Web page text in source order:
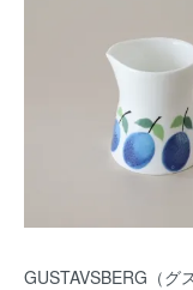
GUSTAVSBERG（グ